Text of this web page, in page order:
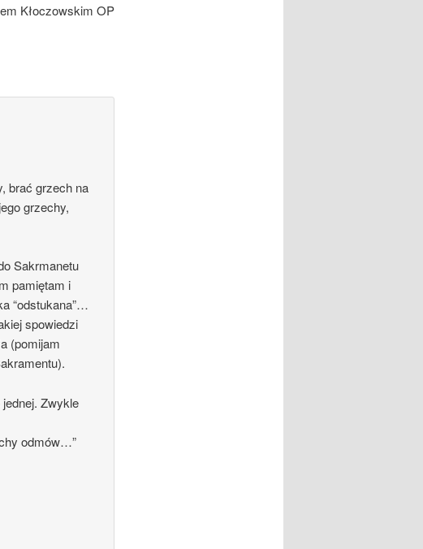
Kłoczowskim OP
brać grzech na
grzechy,
Sakrmanetu
pamiętam i
“odstukana”…
spowiedzi
(pomijam
Zwykle
odmów…”